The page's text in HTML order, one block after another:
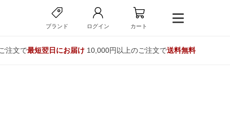
ブランド ログイン カート
注文で最短翌日にお届け10,000円以上のご注文で送料無料